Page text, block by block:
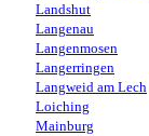
Landshut
Langenau
Langenmosen
Langerringen
Langweid am Lech
Loiching
Mainburg